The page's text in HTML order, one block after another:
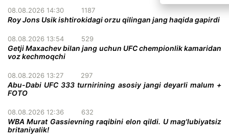
08.08.2026 14:30 1187
Roy Jons Usik ishtirokidagi orzu qilingan jang haqida gapirdi
08.08.2026 13:54 529
Getji Maxachev bilan jang uchun UFC chempionlik kamaridan
voz kechmoqchi
08.08.2026 13:27 297
Abu-Dabi UFC 333 turnirining asosiy jangi deyarli malum +
FOTO
08.08.2026 12:36 632
WBA Murat Gassievning raqibini elon qildi. U mag'lubiyatsiz
britaniyalik!